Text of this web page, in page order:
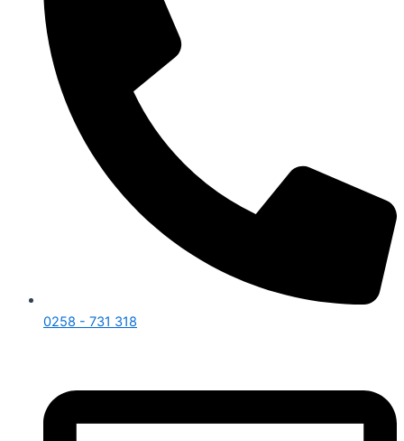
0258 - 731 318